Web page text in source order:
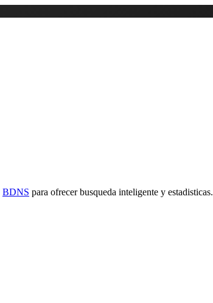
BDNS para ofrecer busqueda inteligente y estadisticas.